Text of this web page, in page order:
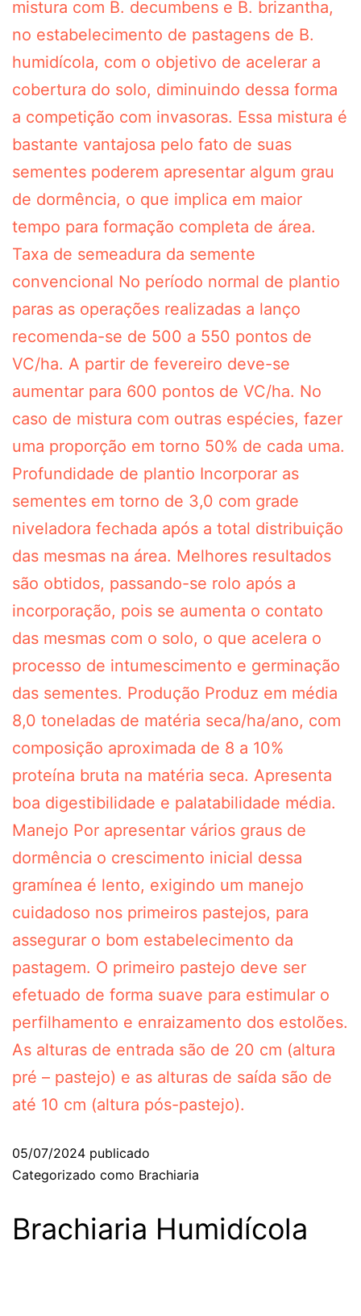
mistura com B. decumbens e B. brizantha,
no estabelecimento de pastagens de B.
humidícola, com o objetivo de acelerar a
cobertura do solo, diminuindo dessa forma
a competição com invasoras. Essa mistura é
bastante vantajosa pelo fato de suas
sementes poderem apresentar algum grau
de dormência, o que implica em maior
tempo para formação completa de área.
Taxa de semeadura da semente
convencional No período normal de plantio
paras as operações realizadas a lanço
recomenda-se de 500 a 550 pontos de
VC/ha. A partir de fevereiro deve-se
aumentar para 600 pontos de VC/ha. No
caso de mistura com outras espécies, fazer
uma proporção em torno 50% de cada uma.
Profundidade de plantio Incorporar as
sementes em torno de 3,0 com grade
niveladora fechada após a total distribuição
das mesmas na área. Melhores resultados
são obtidos, passando-se rolo após a
incorporação, pois se aumenta o contato
das mesmas com o solo, o que acelera o
processo de intumescimento e germinação
das sementes. Produção Produz em média
8,0 toneladas de matéria seca/ha/ano, com
composição aproximada de 8 a 10%
proteína bruta na matéria seca. Apresenta
boa digestibilidade e palatabilidade média.
Manejo Por apresentar vários graus de
dormência o crescimento inicial dessa
gramínea é lento, exigindo um manejo
cuidadoso nos primeiros pastejos, para
assegurar o bom estabelecimento da
pastagem. O primeiro pastejo deve ser
efetuado de forma suave para estimular o
perfilhamento e enraizamento dos estolões.
As alturas de entrada são de 20 cm (altura
pré – pastejo) e as alturas de saída são de
até 10 cm (altura pós-pastejo).
05/07/2024 publicado
Categorizado como Brachiaria
Brachiaria Humidícola